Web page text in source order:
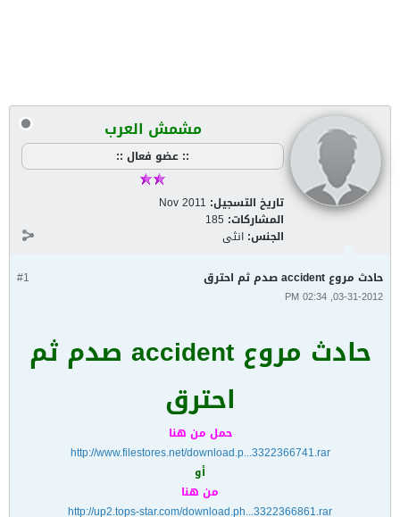
مشمش العرب
:: عضو فعال ::
تاريخ التسجيل: Nov 2011
المشاركات: 185
الجنس: انثى
#1 حادث مروع accident صدم ثم احترق
03-31-2012, 02:34 PM
حادث مروع accident صدم ثم
احترق
حمل من هنا
http://www.filestores.net/download.p...3322366741.rar
أو
من هنا
http://up2.tops-star.com/download.ph...3322366861.rar